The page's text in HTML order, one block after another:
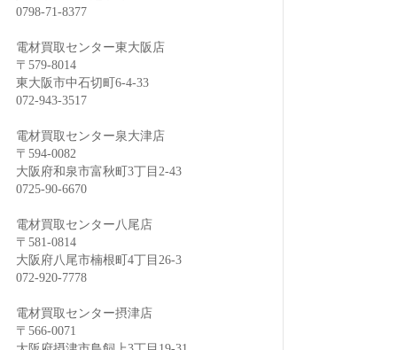
0798-71-8377
電材買取センター東大阪店
〒579-8014
東大阪市中石切町6-4-33
072-943-3517
電材買取センター泉大津店
〒594-0082
大阪府和泉市富秋町3丁目2-43
0725-90-6670
電材買取センター八尾店
〒581-0814
大阪府八尾市楠根町4丁目26-3
072-920-7778
電材買取センター摂津店
〒566-0071